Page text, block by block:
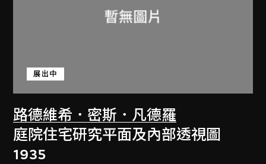
路德維希．密斯．凡德羅
展出中
庭院住宅研究平面及內部透視圖
1935